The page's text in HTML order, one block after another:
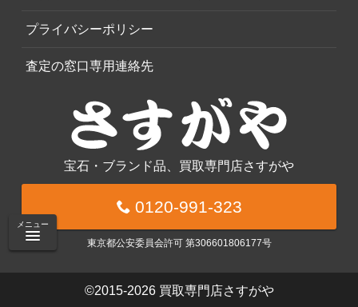
メニュー
プライバシーポリシー
査定の窓口専用連絡先
宝石・ブランド品、買取専門店さすがや
0120-991-323
東京都公安委員会許可 第306601806177号
©2015-2026 買取専門店さすがや